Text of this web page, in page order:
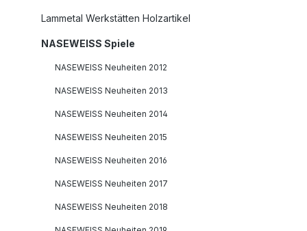
Lammetal Werkstätten Holzartikel
NASEWEISS Spiele
NASEWEISS Neuheiten 2012
NASEWEISS Neuheiten 2013
NASEWEISS Neuheiten 2014
NASEWEISS Neuheiten 2015
NASEWEISS Neuheiten 2016
NASEWEISS Neuheiten 2017
NASEWEISS Neuheiten 2018